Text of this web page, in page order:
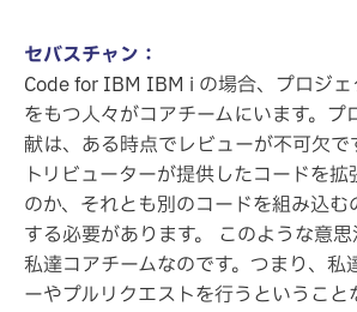
セバスチャン：
Code for IBM IBM i の場合、プロジ
をもつ人々がコアチームにいます。プ
献は、ある時点でレビューが不可欠で
トリビューターが提供したコードを
のか、それとも別のコードを組み込む
する必要があります。 このような意思
私達コアチームなのです。つまり、私
ーやプルリクエストを行うということ